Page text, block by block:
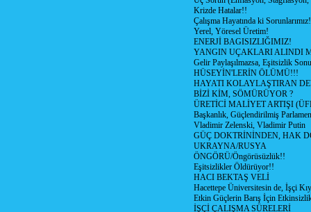
Krizde Hatalar!!
Çalışma Hayatında ki
Yerel, Yöresel Üretim!
ENERJİ BAGISIZLIĞIMIZ!
YANGIN UÇAKLARI ALINDI
Gelir Paylaşılmazsa, Eşitsizlik
HÜSEYİN'LERİN ÖLÜMÜ!!!
HAYATI KOLAYLAŞTIRAN
BİZİ KİM, SÖMÜRÜYOR ?
ÜRETİCİ MALİYET ARTIŞI
Başkanlık, Güçlendirilmiş
Vladimir Zelenski, Vladimir Putin
GÜÇ DOKTRİNİNDEN, HAK
UKRAYNA/RUSYA
ÖNGÖRÜ/Öngörüsüzlük!!
Eşitsizlikler Öldürüyor!!
HACI BEKTAŞ VELİ
Hacettepe Üniversitesin de, İşçi
Etkin Güçlerin Barış İçin
İŞÇİ ÇALIŞMA SÜRELERİ